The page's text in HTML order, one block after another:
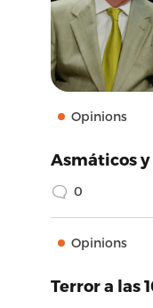
Opinions
Asmáticos
0
Opinions
Terror a las